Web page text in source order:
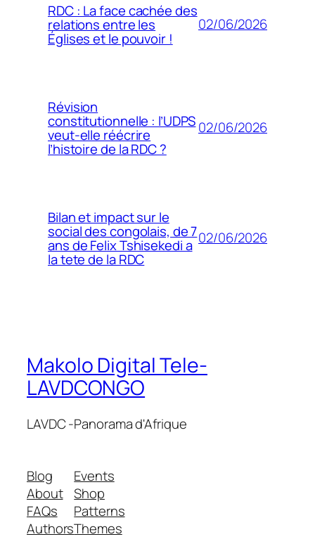
RDC : La face cachée des
relations entre les
Églises et le pouvoir !
02/06/2026
Révision
constitutionnelle : l’UDPS
veut-elle réécrire
l’histoire de la RDC ?
02/06/2026
Bilan et impact sur le
social des congolais, de 7
ans de Felix Tshisekedi a
la tete de la RDC
02/06/2026
Makolo Digital Tele-
LAVDCONGO
LAVDC -Panorama d'Afrique
Blog
About
FAQs
Authors
Events
Shop
Patterns
Themes